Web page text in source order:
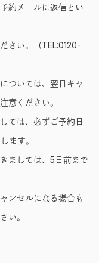
約メールに返信とい
さい。（TEL:0120-
ついては、翌日キャ
意ください。
ては、必ずご予約日
ます。
ましては、5日前まで
ンセルになる場合も
い。